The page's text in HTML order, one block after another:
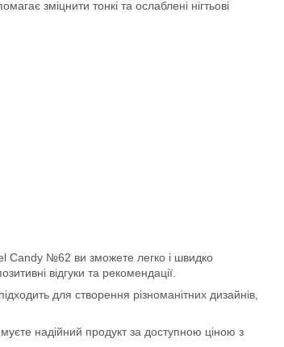
зміцнити тонкі та ослаблені нігтьові
Candy №62 ви зможете легко і швидко
відгуки та рекомендації.
для створення різноманітних дизайнів,
надійний продукт за доступною ціною з